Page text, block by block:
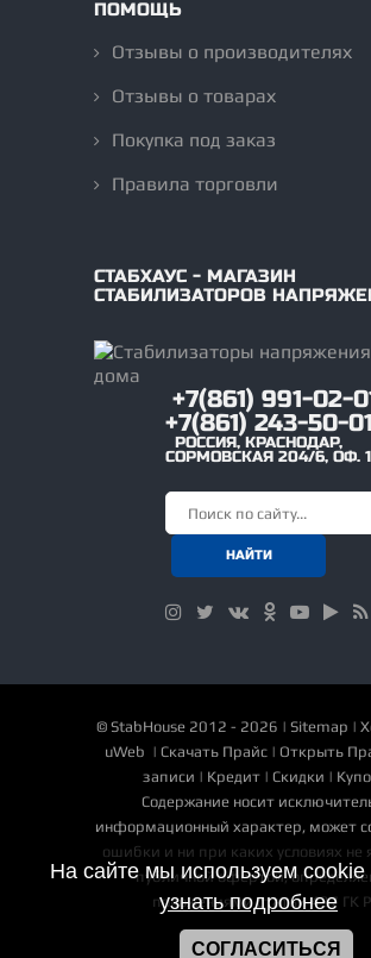
ПОМОЩЬ
Отзывы о производителях
Отзывы о товарах
Покупка под заказ
Правила торговли
СТАБХАУС - МАГАЗИН
СТАБИЛИЗАТОРОВ
+7(861) 991-02-
+7(861) 243-50-01
РОССИЯ,КРАСНОДАР,
СОРМОВСКАЯ 204/6, ОФ. 1
© StabHouse2012 - 2026 | Sitemap |
uWeb | Скачать Прайс| Открыть
записи | Кредит | Скидки |
Содержание носит
информационный характер, может
ошибки и ни при каких условиях не
публичной офертой,
положениями статьи 437 ГК
На сайте мы используем
узнать подробнее
СОГЛАСИТЬСЯ